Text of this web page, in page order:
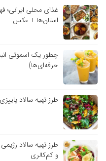
غذای محلی
استان‌ها + عکس
چطور یک اسموتی
حرفه‌ای‌ها)
طرز تهیه سالاد
طرز تهیه سالاد
و کم‌کالری